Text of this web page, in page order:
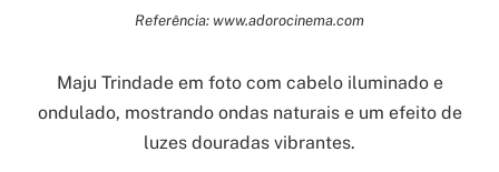
Referência: www.adorocinema.com
Maju Trindade em foto com cabelo iluminado e
ondulado, mostrando ondas naturais e um efeito de
luzes douradas vibrantes.